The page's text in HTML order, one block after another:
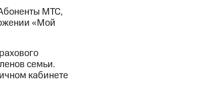
МТС,
«Мой
семьи.
кабинете